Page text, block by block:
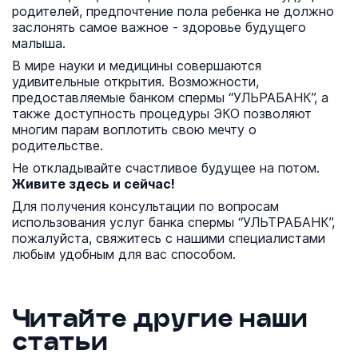
родителей, предпочтение пола ребенка не должно
заслонять самое важное - здоровье будущего
малыша.
В мире науки и медицины совершаются
удивительные открытия. Возможности,
предоставляемые банком спермы “УЛЬРАБАНК”, а
также доступность процедуры ЭКО позволяют
многим парам воплотить свою мечту о
родительстве.
Не откладывайте счастливое будущее на потом.
Живите здесь и сейчас!
Для получения консультации по вопросам
использования услуг банка спермы “УЛЬТРАБАНК”,
пожалуйста, свяжитесь с нашими специалистами
любым удобным для вас способом.
Читайте другие наши
статьи